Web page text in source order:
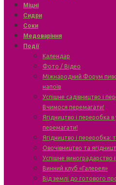
Міцні
Сидри
Соки
Медоваріння
Події
Календар
Фото / Відео
Міжнародний Форум
напоїв
Успішне садівництво і
Вчимося перемагати!
Ягідництво і переробка
перемагати!
Ягідництво і переробка:
Овочівництво та
Успішне виноградарство
Винний клуб «Галерея»
Від землі до готового